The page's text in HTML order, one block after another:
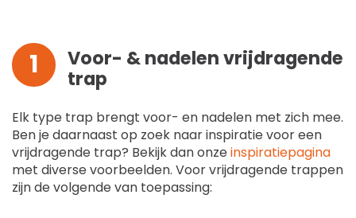
1
Voor- & nadelen vrijdragende
trap
Elk type trap brengt voor- en nadelen met zich mee.
Ben je daarnaast op zoek naar inspiratie voor een
vrijdragende trap? Bekijk dan onzeinspiratiepagina
met diverse voorbeelden. Voor vrijdragende trappen
zijn de volgende van toepassing: